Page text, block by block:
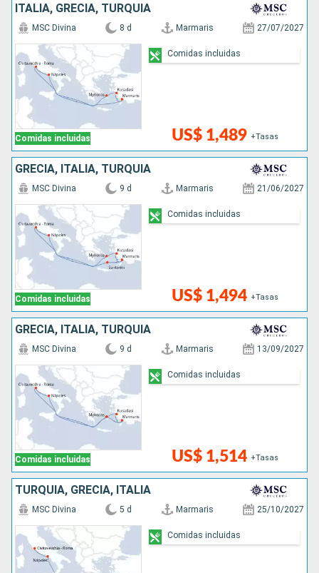
ITALIA, GRECIA, TURQUÍA
Comidas incluidas
MSC Divina 8 d Marmaris 27/07/2027
US$ 1,489 +Tasas
Comidas incluidas
GRECIA, ITALIA, TURQUÍA
Comidas incluidas
MSC Divina 9 d Marmaris 21/06/2027
US$ 1,494 +Tasas
Comidas incluidas
GRECIA, ITALIA, TURQUÍA
Comidas incluidas
MSC Divina 9 d Marmaris 13/09/2027
US$ 1,514 +Tasas
Comidas incluidas
TURQUÍA, GRECIA, ITALIA
MSC Divina 5 d Marmaris 25/10/2027
Comidas incluidas